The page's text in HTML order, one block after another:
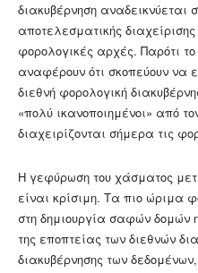
διακυβέρνηση αναδεικνύεται
αποτελεσματικής
φορολογικές αρχές. Παρότι
αναφέρουν ότι σκοπεύουν να
διεθνή φορολογική
«πολύ ικανοποιημένοι» από
διαχειρίζονται σήμερα τις
Η γεφύρωση του χάσματος
είναι κρίσιμη. Τα πιο ώριμα
στη δημιουργία σαφών δομών
της εποπτείας των διεθνών
διακυβέρνησης των